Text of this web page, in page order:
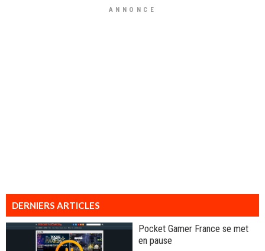
ANNONCE
DERNIERS ARTICLES
Pocket Gamer France se met
en pause